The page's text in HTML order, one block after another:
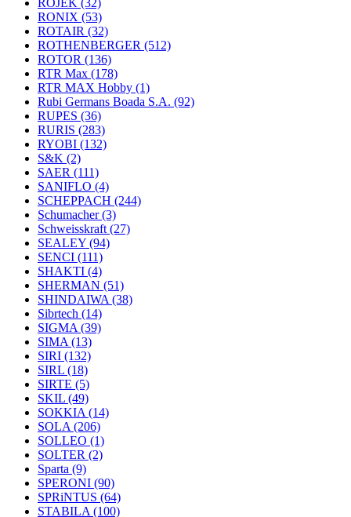
ROJEK (32)
RONIX (53)
ROTAIR (32)
ROTHENBERGER (512)
ROTOR (136)
RTR Max (178)
RTR MAX Hobby (1)
Rubi Germans Boada S.A. (92)
RUPES (36)
RURIS (283)
RYOBI (132)
S&K (2)
SAER (111)
SANIFLO (4)
SCHEPPACH (244)
Schumacher(3)
Schweisskraft (27)
SEALEY (94)
SENCI (111)
SHAKTI (4)
SHERMAN (51)
SHINDAIWA (38)
Sibrtech (14)
SIGMA (39)
SIMA (13)
SIRI (132)
SIRL (18)
SIRTE (5)
SKIL (49)
SOKKIA (14)
SOLA (206)
SOLLEO (1)
SOLTER (2)
Sparta (9)
SPERONI (90)
SPRiNTUS (64)
STABILA (100)